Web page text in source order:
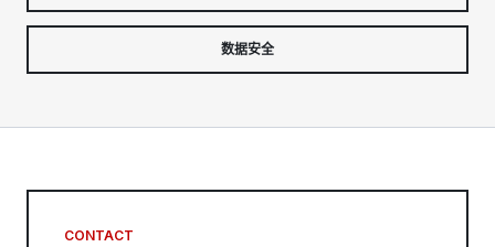
数据安全
CONTACT